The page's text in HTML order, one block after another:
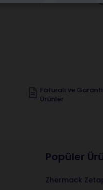
Faturalı ve
Ürünler
Popüler
Zhermack